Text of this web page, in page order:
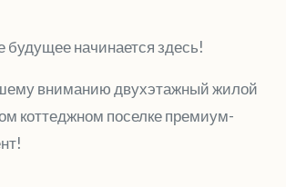
начинается здесь!
вниманию двухэтажный жилой
коттеджном поселке премиум-